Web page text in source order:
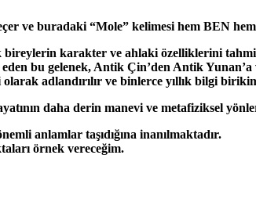
ve buradaki “Mole” kelimesi hem BEN
karakter ve ahlaki özelliklerini
bu gelenek, Antik Çin’den Antik
adlandırılır ve binlerce yıllık bilgi
daha derin manevi ve metafiziksel
anlamlar taşıdığına inanılmaktadır.
örnek vereceğim.